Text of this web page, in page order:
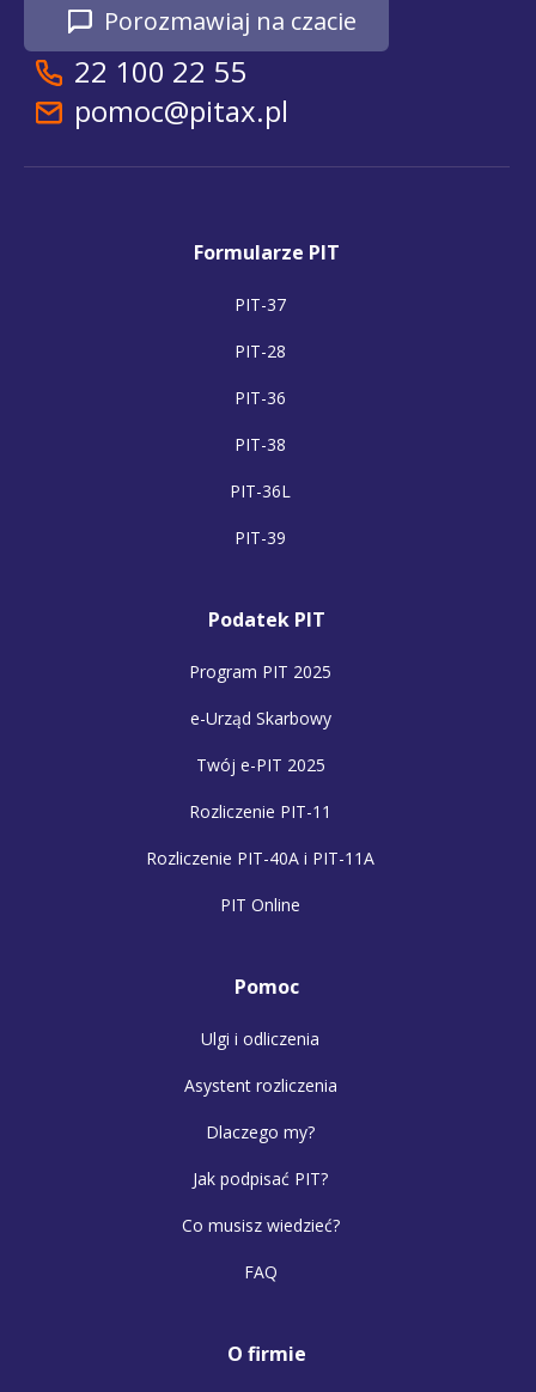
Porozmawiaj na czacie
22 100 22 55
pomoc@pitax.pl
Formularze PIT
PIT-37
PIT-28
PIT-36
PIT-38
PIT-36L
PIT-39
Podatek PIT
Program PIT 2025
e-Urząd Skarbowy
Twój e-PIT 2025
Rozliczenie PIT-11
Rozliczenie PIT-40A i PIT-11A
PIT Online
Pomoc
Ulgi i odliczenia
Asystent rozliczenia
Dlaczego my?
Jak podpisać PIT?
Co musisz wiedzieć?
FAQ
O firmie